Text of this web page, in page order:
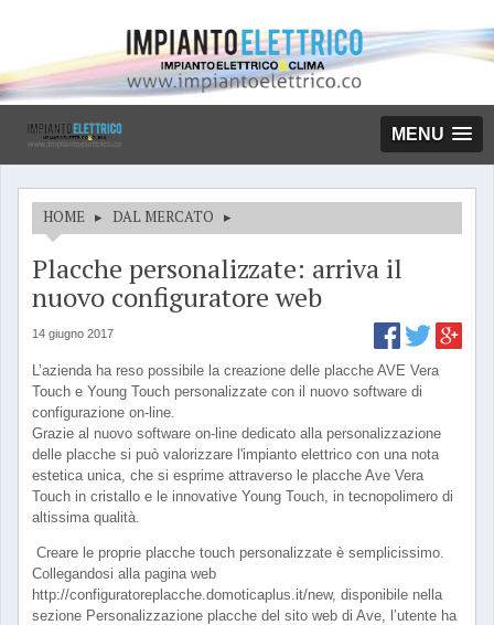
MENU
HOME ▸ DAL MERCATO ▸
Placche personalizzate: arriva il
nuovo configuratore web
14 giugno 2017
L’azienda ha reso possibile la creazione delle placche AVE Vera
Touch e Young Touch personalizzate con il nuovo software di
configurazione on-line.
Grazie al nuovo software on-line dedicato alla personalizzazione
delle placche si può valorizzare l'impianto elettrico con una nota
estetica unica, che si esprime attraverso le placche Ave Vera
Touch in cristallo e le innovative Young Touch, in tecnopolimero di
altissima qualità.
Creare le proprie placche touch personalizzate è semplicissimo.
Collegandosi alla pagina web
http://configuratoreplacche.domoticaplus.it/new, disponibile nella
sezione Personalizzazione placche del sito web di Ave, l’utente ha